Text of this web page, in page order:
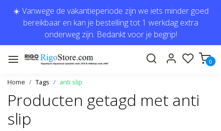
☀️ Vanwege de vakantieperiode zijn we iets minder goed
bereikbaar en kan je bestelling tot 1 werkdag extra
onderweg zijn. Bedankt voor je begrip!
0
Home Tags anti slip
Producten getagd met anti
slip